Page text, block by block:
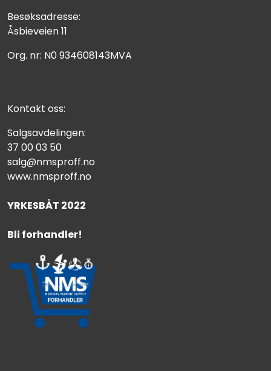
Besøksadresse:
Åsbieveien 11
Org. nr: N0 934608143MVA
Kontakt oss:
Salgsavdelingen:
37 00 03 50
salg@nmsproff.no
www.nmsproff.no
YRKESBÅT 2022
Bli forhandler!